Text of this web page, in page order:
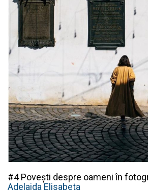
#4 Povești despre oameni în
Adelaida Elisabeta